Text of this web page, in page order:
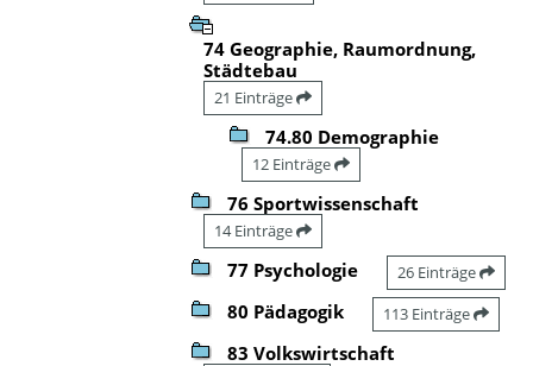
74 Geographie, Raumordnung,
Städtebau
21 Einträge
74.80 Demographie
12 Einträge
76 Sportwissenschaft
14 Einträge
77 Psychologie 26 Einträge
80 Pädagogik 113 Einträge
83 Volkswirtschaft